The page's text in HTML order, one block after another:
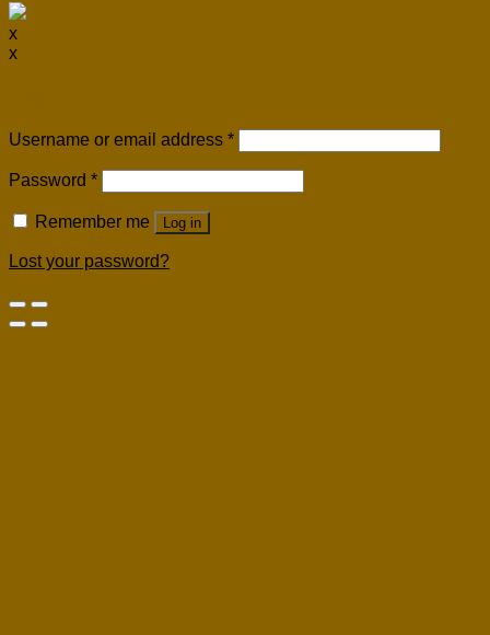
x
x
Username or email address *
Password *
Remember me Log in
Lost your password?